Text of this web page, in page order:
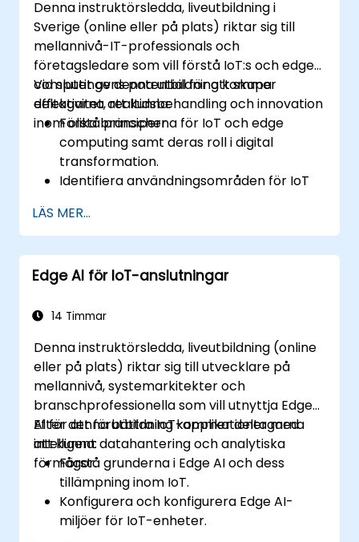
rekryteringsansvariga.
Denna instruktörsledda, liveutbildning i
Sverige (online eller på plats) riktar sig till
mellannivå-IT-professionals och
företagsledare som vill förstå IoT:s och edge
computingens potential för att skapa
effektivitet, realtidsbehandling och innovation
inom olika branscher.
Vid slutet av denna utbildning kommer
deltagarna att kunna:
Förstå principerna för IoT och edge
computing samt deras roll i digital
transformation.
Identifiera användningsområden för IoT
logistik och energisektorn.
Skilja mellan edge- och molnbaserade
arkitekturer och distributionslägen.
Implementera edge computing-lösningar
realtidsbeslut.
LÄS MER...
Edge AI för IoT-anslutningar
14 Timmar
Denna instruktörsledda, liveutbildning (online
eller på plats) riktar sig till utvecklare på
mellannivå, systemarkitekter och
branschprofessionella som vill utnyttja Edge
AI för att förbättra IoT-applikationer med
intelligent datahantering och analytiska
förmågor.
Efter denna utbildning kommer deltagarna
att kunna:
Förstå grunderna i Edge AI och dess
tillämpning inom IoT.
Konfigurera och konfigurera Edge AI-
miljöer för IoT-enheter.